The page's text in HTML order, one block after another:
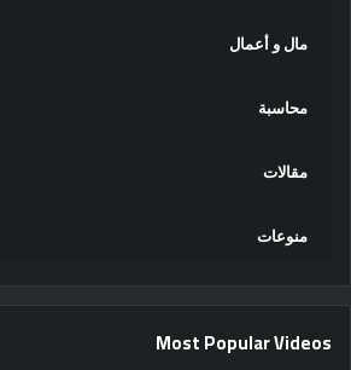
مال و أعمال
محاسبة
مقالات
منوعات
Most Popular Videos